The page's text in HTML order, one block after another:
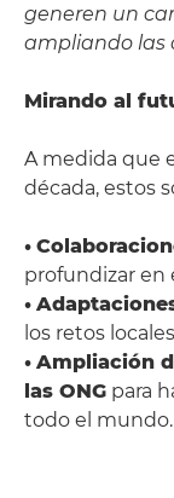
generen un
ampliando las
Mirando al
A medida que
década, estos
•
profundizar en
•
los retos
• Ampliación
las ONG para
todo el mundo.